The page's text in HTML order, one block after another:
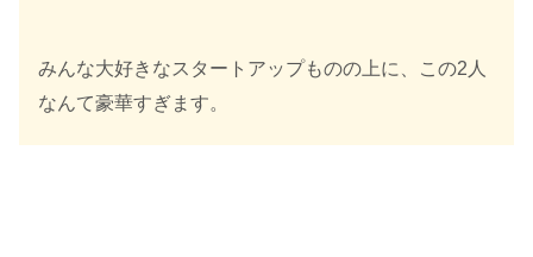
みんな大好きなスタートアップものの上に、この2人
なんて豪華すぎます。